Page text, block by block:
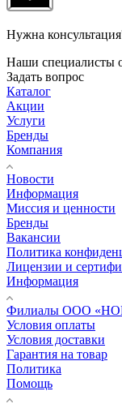
Нужна
Наши специалисты
Задать вопрос
Каталог
Акции
Услуги
Бренды
Компания
Новости
Информация
Миссия и ценности
Бренды
Вакансии
Политика
Лицензии и
Информация
Филиалы ООО
Условия оплаты
Условия доставки
Гарантия на товар
Политика
Помощь